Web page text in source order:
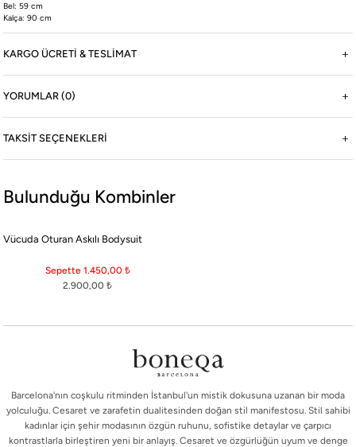
Bel: 59 cm
Kalça: 90 cm
KARGO ÜCRETİ & TESLİMAT
YORUMLAR (0)
TAKSIT SEÇENEKLERI
Bulunduğu Kombinler
Vücuda Oturan Askılı Bodysuit
2.900,00 ₺
Sepette 1.450,00₺
Barcelona'nın coşkulu ritminden İstanbul'un mistik dokusuna uzanan bir moda
yolculuğu. Cesaret ve zarafetin dualitesinden doğan stil manifestosu. Stil sahibi
kadınlar için şehir modasının özgün ruhunu, sofistike detaylar ve çarpıcı
kontrastlarla birleştiren yeni bir anlayış. Cesaret ve özgürlüğün uyum ve denge